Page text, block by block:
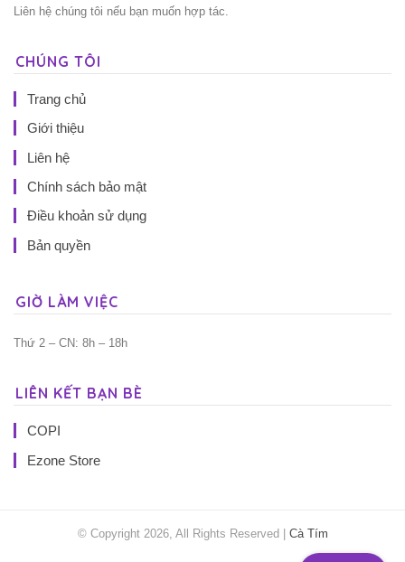
Liên hệ chúng tôi nếu bạn muốn hợp tác.
CHÚNG TÔI
Trang chủ
Giới thiệu
Liên hệ
Chính sách bảo mật
Điều khoản sử dụng
Bản quyền
GIỜ LÀM VIỆC
Thứ 2 – CN: 8h – 18h
LIÊN KẾT BẠN BÈ
COPI
Ezone Store
© Copyright 2026, All Rights Reserved | Cà Tím